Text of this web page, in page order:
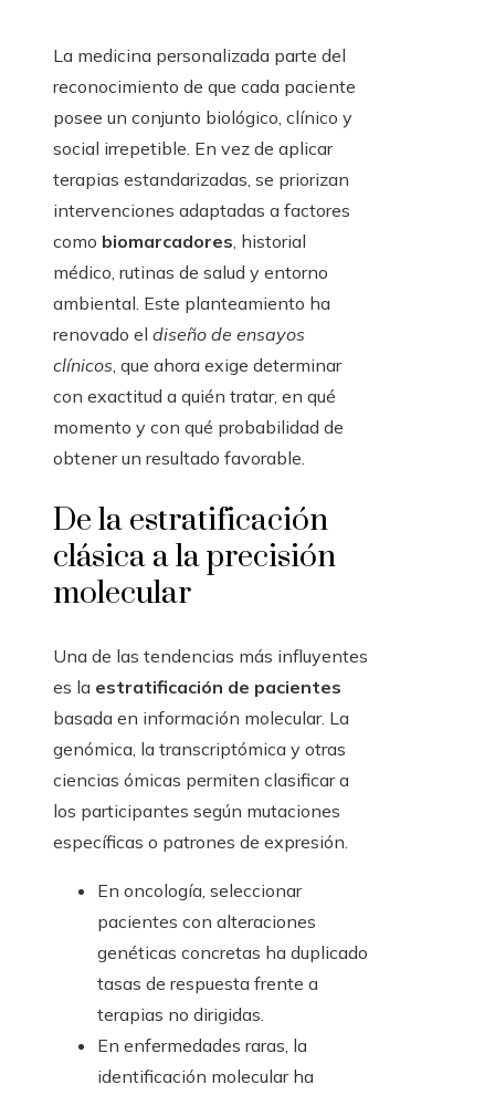
La medicina personalizada parte del
reconocimiento de que cada paciente
posee un conjunto biológico, clínico y
social irrepetible. En vez de aplicar
terapias estandarizadas, se priorizan
intervenciones adaptadas a factores
como biomarcadores, historial
médico, rutinas de salud y entorno
ambiental. Este planteamiento ha
renovado el diseño de ensayos
clínicos, que ahora exige determinar
con exactitud a quién tratar, en qué
momento y con qué probabilidad de
obtener un resultado favorable.
De la estratificación
clásica a la precisión
molecular
Una de las tendencias más influyentes
es la estratificación de pacientes
basada en información molecular. La
genómica, la transcriptómica y otras
ciencias ómicas permiten clasificar a
los participantes según mutaciones
específicas o patrones de expresión.
En oncología, seleccionar
pacientes con alteraciones
genéticas concretas ha duplicado
tasas de respuesta frente a
terapias no dirigidas.
En enfermedades raras, la
identificación molecular ha